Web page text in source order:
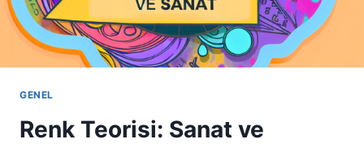
GENEL
Renk Teorisi: Sanat ve